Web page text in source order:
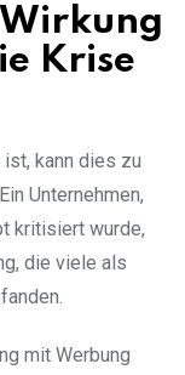
Krise
kann dies zu
Unternehmen,
kritisiert wurde,
die viele als
mit Werbung